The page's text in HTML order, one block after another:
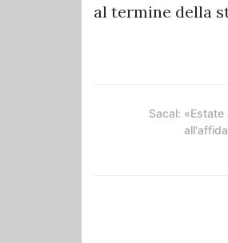
al termine della
Sacal: